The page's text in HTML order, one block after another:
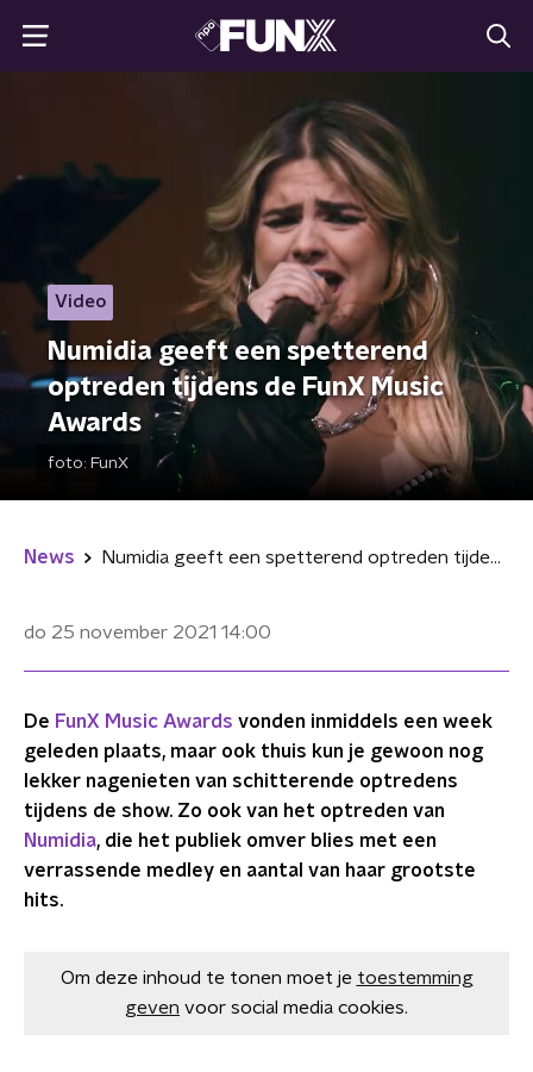
Video
Numidia geeft een spetterend
optreden tijdens de FunX Music
Awards
foto: FunX
News Numidia geeft een spetterend optreden tijdens de FunX Music Awards
do 25 november 2021 14:00
De FunX Music Awards vonden inmiddels een week
geleden plaats, maar ook thuis kun je gewoon nog
lekker nagenieten van schitterende optredens
tijdens de show. Zo ook van het optreden van
Numidia, die het publiek omver blies met een
verrassende medley en aantal van haar grootste
hits.
Om deze inhoud te tonen moet je toestemming
geven voor social media cookies.